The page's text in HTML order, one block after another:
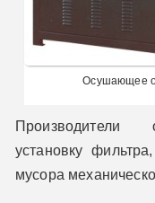
Осушающее
Производители
установку
мусора